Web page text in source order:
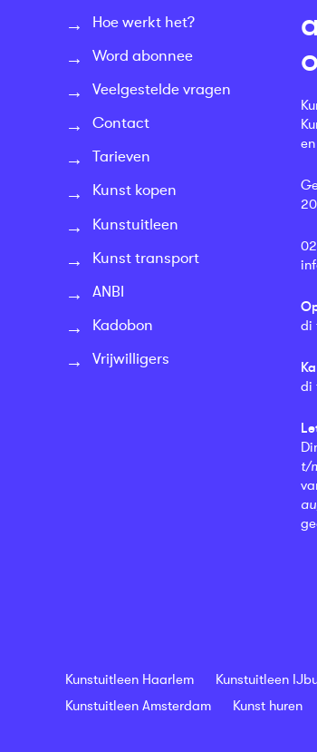
Hoe werkt het?
Word abonnee
Veelgestelde vragen
Contact
Tarieven
Kunst kopen
Kunstuitleen
Kunst transport
ANBI
Kadobon
Vrijwilligers
di
di
t/
Kunstuitleen Haarlem Kunstuitleen
Kunstuitleen Amsterdam
Kunst huren